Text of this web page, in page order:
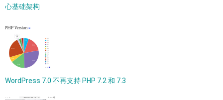
心基础架构
WordPress 7.0 不再支持 PHP 7.2 和 7.3